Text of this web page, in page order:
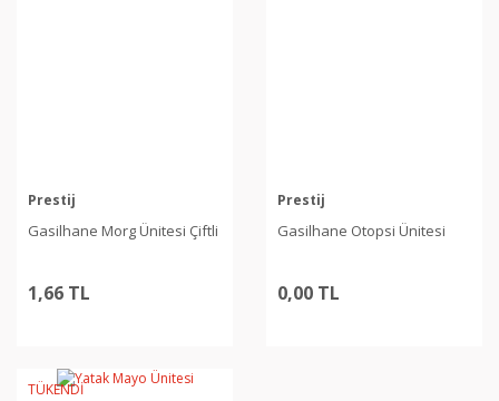
Prestij
Gasilhane Morg Ünitesi Çiftli
1,66 TL
Prestij
Gasilhane Otopsi Ünitesi
0,00 TL
TÜKENDİ